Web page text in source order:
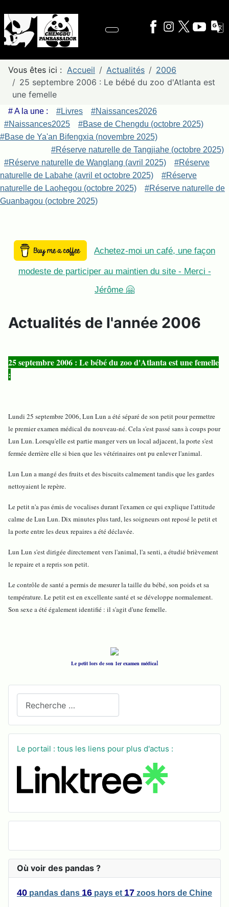
Vous êtes ici : Accueil Actualités
2006
25 septembre 2006 : Le bébé du zoo d'Atlanta est
une femelle
# A la une : #Livres
#Naissances2026
#Naissances2025
#Base de Chengdu (octobre 2025)
#Base de Ya'an Bifengxia (novembre 2025)
#Réserve naturelle de Tangjiahe (octobre 2025)
#Réserve naturelle de Wanglang (avril 2025)
#Réserve
naturelle de Labahe (avril et octobre 2025)
#Réserve
naturelle de Laohegou (octobre 2025)
#Réserve naturelle de
Guanbagou (octobre 2025)
Le portail : tous les liens pour plus d'actus :
Où voir des pandas ?
40 pandas dans 16 pays et 17 zoos hors de Chine
Achetez-moi un café, une façon
modeste de participer au maintien du site - Merci -
Jérôme 🤗
Actualités de l'année 2006
25 septembre 2006 : Le bébé du zoo d'Atlanta est une femelle
:
Lundi 25 septembre 2006, Lun Lun a été séparé de son petit pour permettre
le premier examen médical du nouveau-né. Cela s'est passé sans à coups pour
Lun Lun. Lorsqu'elle est partie manger vers un local adjacent, la porte s'est
fermée derrière elle si bien que les vétérinaires ont pu enlever l'animal.
Lun Lun a mangé des fruits et des biscuits calmement tandis que les gardes
nettoyaient le repère.
Le petit n'a pas émis de vocalises durant l'examen ce qui explique l'attitude
calme de Lun Lun. Dix minutes plus tard, les soigneurs ont reposé le petit et
la porte entre les deux repaires a été déclavée.
Lun Lun s'est dirigée directement vers l'animal, l'a senti, a étudié brièvement
le repaire et a repris son petit.
Le contrôle de santé a permis de mesurer la taille du bébé, son poids et sa
température. Le petit est en excellente santé et se développe normalement.
Son sexe a été également identifié : il s'agit d'une femelle.
Le petit lors de son 1er examen médical